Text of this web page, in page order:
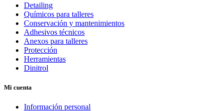
Detailing
Químicos para talleres
Conservación y mantenimientos
Adhesivos técnicos
Anexos para talleres
Protección
Herramientas
Dinitrol
Mi cuenta
Información personal